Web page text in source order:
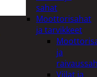
sahat
Moottorisahat
ja tarvikkeet
ja
Viilat ja